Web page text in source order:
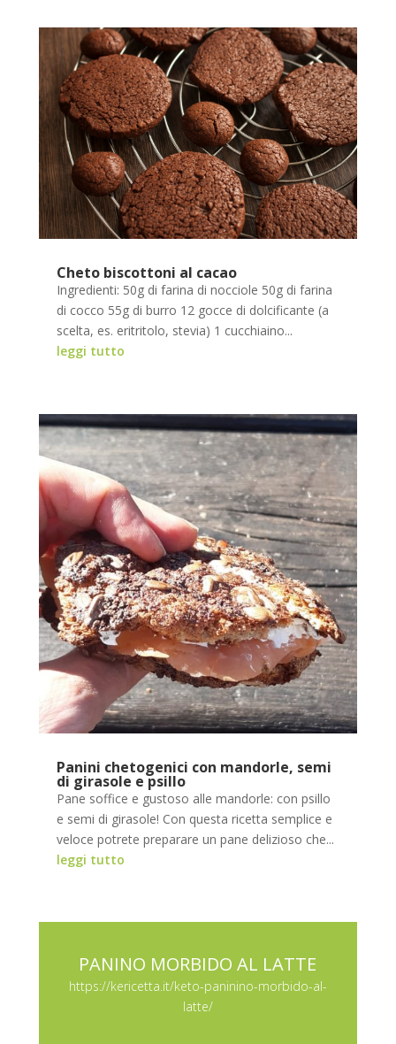
Cheto biscottoni al cacao
Ingredienti: 50g di farina di nocciole 50g di farina
di cocco 55g di burro 12 gocce di dolcificante (a
scelta, es. eritritolo, stevia) 1 cucchiaino...
leggi tutto
Panini chetogenici con mandorle, semi
di girasole e psillo
Pane soffice e gustoso alle mandorle: con psillo
e semi di girasole! Con questa ricetta semplice e
veloce potrete preparare un pane delizioso che...
leggi tutto
PANINO MORBIDO AL LATTE
https://kericetta.it/keto-paninino-morbido-al-
latte/